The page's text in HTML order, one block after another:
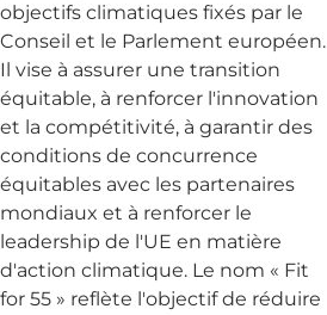
objectifs climatiques fixés par le
Conseil et le Parlement européen.
Il vise à assurer une transition
équitable, à renforcer l'innovation
et la compétitivité, à garantir des
conditions de concurrence
équitables avec les partenaires
mondiaux et à renforcer le
leadership de l'UE en matière
d'action climatique. Le nom « Fit
for 55 » reflète l'objectif de réduire